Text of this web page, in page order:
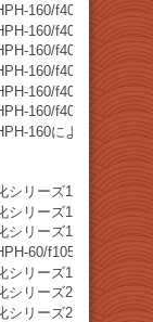
160/f40による茶色
160/f40によるシル
160/f40による真鍮
160/f40による銅釘
160/f40による鉄釘
160/f40によるステ
160による銅線の
シリーズ16 ブルナ
シリーズ17 ソーダ石
シリーズ18 ラピスラ
60/f105の焦点距離
シリーズ19 リチア雲
シリーズ20 珪孔雀石
シリーズ21 水晶